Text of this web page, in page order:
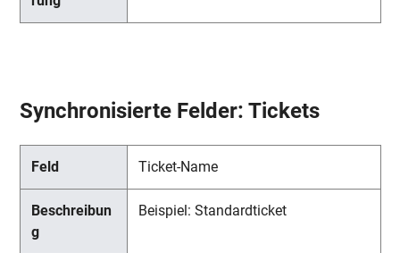
Synchronisierte Felder: Tickets
Ticket-Name
Beispiel: Standardticket